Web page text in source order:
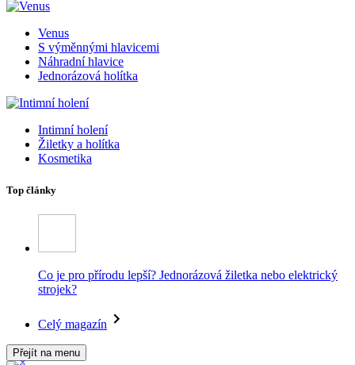
Venus
S výměnnými hlavicemi
Náhradní hlavice
Jednorázová holítka
Intimní holení
Žiletky a holítka
Kosmetika
Top články
Co je pro přírodu lepší? Jednorázová žiletka nebo elektrický
strojek?
Celý magazín
Přejít na menu